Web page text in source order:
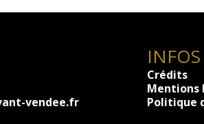
vendee.fr
Crédits
Mentions
Politique